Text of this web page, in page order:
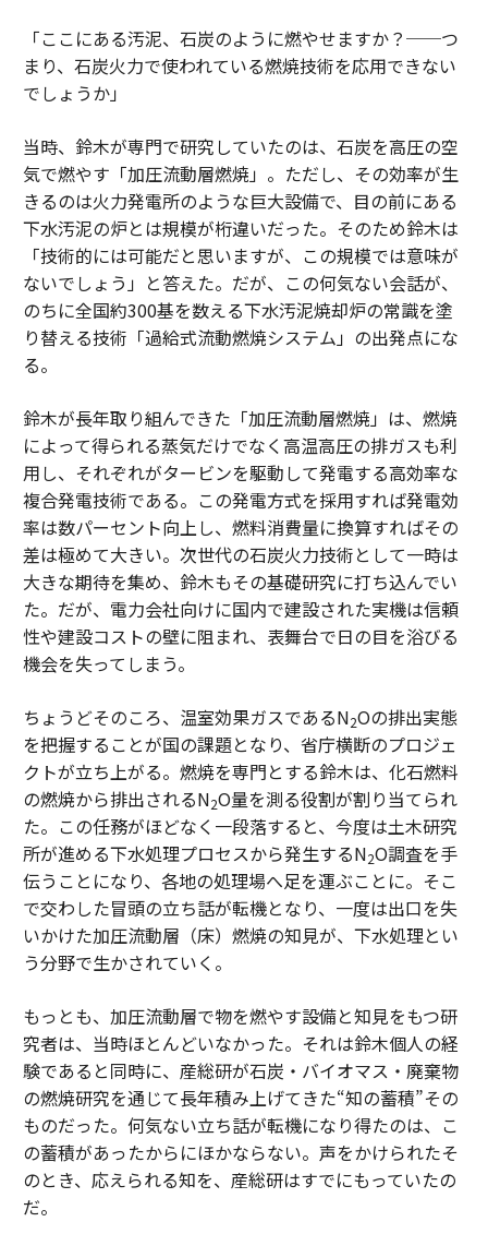
「ここにある汚泥、石炭のように燃やせますか？──つ
まり、石炭火力で使われている燃焼技術を応用できない
でしょうか」
当時、鈴木が専門で研究していたのは、石炭を高圧の空
気で燃やす「加圧流動層燃焼」。ただし、その効率が生
きるのは火力発電所のような巨大設備で、目の前にある
下水汚泥の炉とは規模が桁違いだった。そのため鈴木は
「技術的には可能だと思いますが、この規模では意味が
ないでしょう」と答えた。だが、この何気ない会話が、
のちに全国約300基を数える下水汚泥焼却炉の常識を塗
り替える技術「過給式流動燃焼システム」の出発点にな
る。
鈴木が長年取り組んできた「加圧流動層燃焼」は、燃焼
によって得られる蒸気だけでなく高温高圧の排ガスも利
用し、それぞれがタービンを駆動して発電する高効率な
複合発電技術である。この発電方式を採用すれば発電効
率は数パーセント向上し、燃料消費量に換算すればその
差は極めて大きい。次世代の石炭火力技術として一時は
大きな期待を集め、鈴木もその基礎研究に打ち込んでい
た。だが、電力会社向けに国内で建設された実機は信頼
性や建設コストの壁に阻まれ、表舞台で日の目を浴びる
機会を失ってしまう。
ちょうどそのころ、温室効果ガスであるN2Oの排出実態
を把握することが国の課題となり、省庁横断のプロジェ
クトが立ち上がる。燃焼を専門とする鈴木は、化石燃料
の燃焼から排出されるN2O量を測る役割が割り当てられ
た。この任務がほどなく一段落すると、今度は土木研究
所が進める下水処理プロセスから発生するN2O調査を手
伝うことになり、各地の処理場へ足を運ぶことに。そこ
で交わした冒頭の立ち話が転機となり、一度は出口を失
いかけた加圧流動層（床）燃焼の知見が、下水処理とい
う分野で生かされていく。
もっとも、加圧流動層で物を燃やす設備と知見をもつ研
究者は、当時ほとんどいなかった。それは鈴木個人の経
験であると同時に、産総研が石炭・バイオマス・廃棄物
の燃焼研究を通じて長年積み上げてきた“知の蓄積”その
ものだった。何気ない立ち話が転機になり得たのは、こ
の蓄積があったからにほかならない。声をかけられたそ
のとき、応えられる知を、産総研はすでにもっていたの
だ。